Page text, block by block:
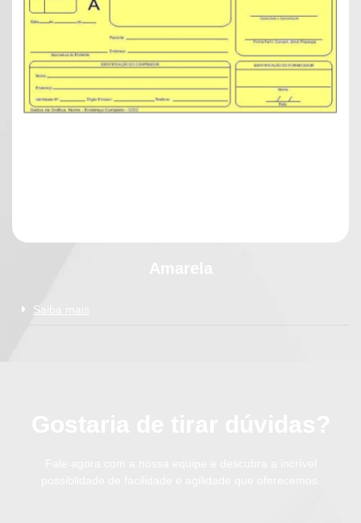
Saiba mais